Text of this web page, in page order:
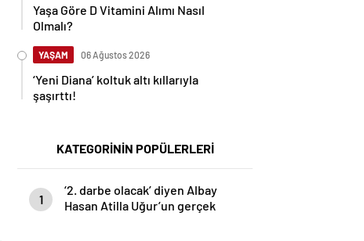
Yaşa Göre D Vitamini Alımı Nasıl
Olmalı?
YAŞAM 06 Ağustos 2026
‘Yeni Diana’ koltuk altı kıllarıyla
şaşırttı!
KATEGORİNİN POPÜLERLERİ
1
‘2. darbe olacak’ diyen Albay
Hasan Atilla Uğur’un gerçek